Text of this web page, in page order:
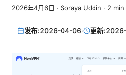
2026年4月6日 · Soraya Uddin · 2 min
发布:2026-04-06· 更新: